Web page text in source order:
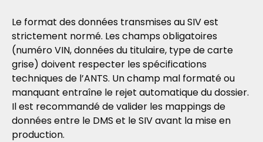
Le format des données transmises au SIV est
strictement normé. Les champs obligatoires
(numéro VIN, données du titulaire, type de carte
grise) doivent respecter les spécifications
techniques de l’ANTS. Un champ mal formaté ou
manquant entraîne le rejet automatique du dossier.
Il est recommandé de valider les mappings de
données entre le DMS et le SIV avant la mise en
production.